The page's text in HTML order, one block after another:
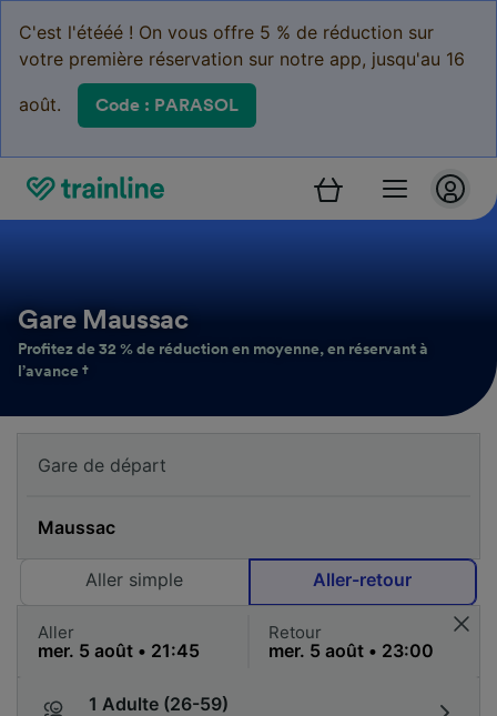
C'est l'étééé ! On vous offre 5 % de réduction sur
votre première réservation sur notre app, jusqu'au 16
août. Code : PARASOL
Gare Maussac
Profitez de 32 % de réduction en moyenne, en réservant à
l’avance †
Aller simple Aller-retour
Aller Retour
1 Adulte (26-59)